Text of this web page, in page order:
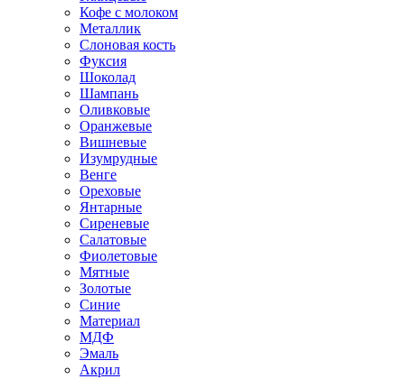
Кофе с молоком
Металлик
Слоновая кость
Фуксия
Шоколад
Шампань
Оливковые
Оранжевые
Вишневые
Изумрудные
Венге
Ореховые
Янтарные
Сиреневые
Салатовые
Фиолетовые
Мятные
Золотые
Синие
Материал
МДФ
Эмаль
Акрил